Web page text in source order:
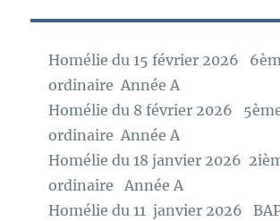
Homélie du 15 février 2026
ordinaire Année A
Homélie du 8 février 2026
ordinaire Année A
Homélie du 18 janvier 2026
ordinaire Année A
Homélie du 11 janvier 2026